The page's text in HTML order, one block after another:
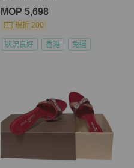
MOP 5,698
現折 200
狀況良好 香港 免運